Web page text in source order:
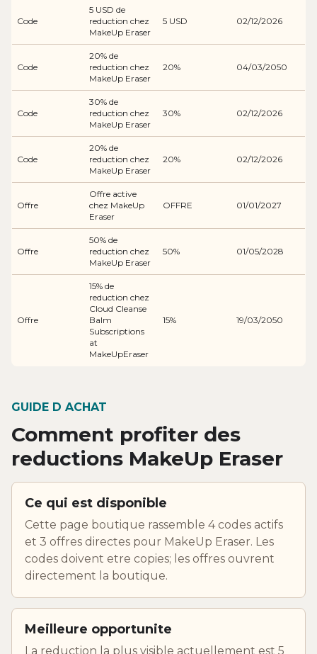
Code
5 USD de
reduction chez
MakeUp Eraser
5 USD 02/12/2026
Code
20% de
reduction chez
MakeUp Eraser
20% 04/03/2050
Code
30% de
reduction chez
MakeUp Eraser
30% 02/12/2026
Code
20% de
reduction chez
MakeUp Eraser
20% 02/12/2026
Offre
Offre active
chez MakeUp
Eraser
OFFRE 01/01/2027
Offre
50% de
reduction chez
MakeUp Eraser
50% 01/05/2028
Offre
15% de
reduction chez
Cloud Cleanse
Balm
Subscriptions
at
MakeUpEraser
15% 19/03/2050
GUIDE D ACHAT
Comment profiter des
reductions MakeUp Eraser
Ce qui est disponible
Cette page boutique rassemble 4 codes actifs
et 3 offres directes pour MakeUp Eraser. Les
codes doivent etre copies; les offres ouvrent
directement la boutique.
Meilleure opportunite
La reduction la plus visible actuellement est 5